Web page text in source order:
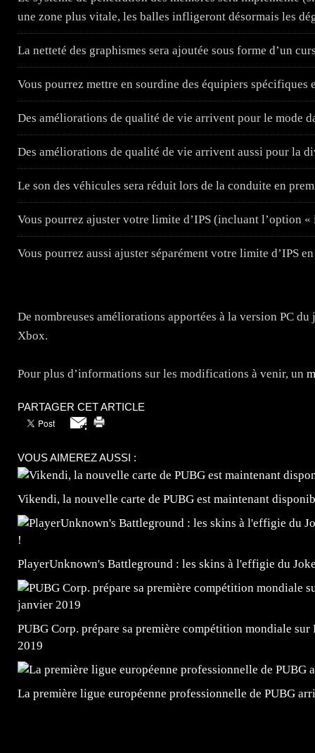
une zone plus vitale, les balles infligeront désormais les
La netteté des graphismes sera ajoutée sous forme d’un
Vous pourrez mettre en sourdine des équipiers spécifiques
Des améliorations de qualité de vie arrivent pour le mode
Des améliorations de qualité de vie arrivent aussi pour la
Le son des véhicules sera réduit lors de la conduite en
Vous pourrez ajuster votre limite d’IPS (incluant l’option
Vous pourrez aussi ajuster séparément votre limite d’IPS
De nombreuses améliorations apportées à la version PC
Xbox.
Pour plus d’informations sur les modifications à venir, un
PARTAGER CET ARTICLE
VOUS AIMEREZ AUSSI :
Vikendi, la nouvelle carte de PUBG est maintenant
PlayerUnknown's Battleground : les skins à l'effigie du
PUBG Corp. prépare sa première compétition mondiale
2019
La première ligue européenne professionnelle de PUBG